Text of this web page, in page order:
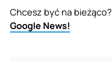
Chcesz być na bieżąco?
Google News!